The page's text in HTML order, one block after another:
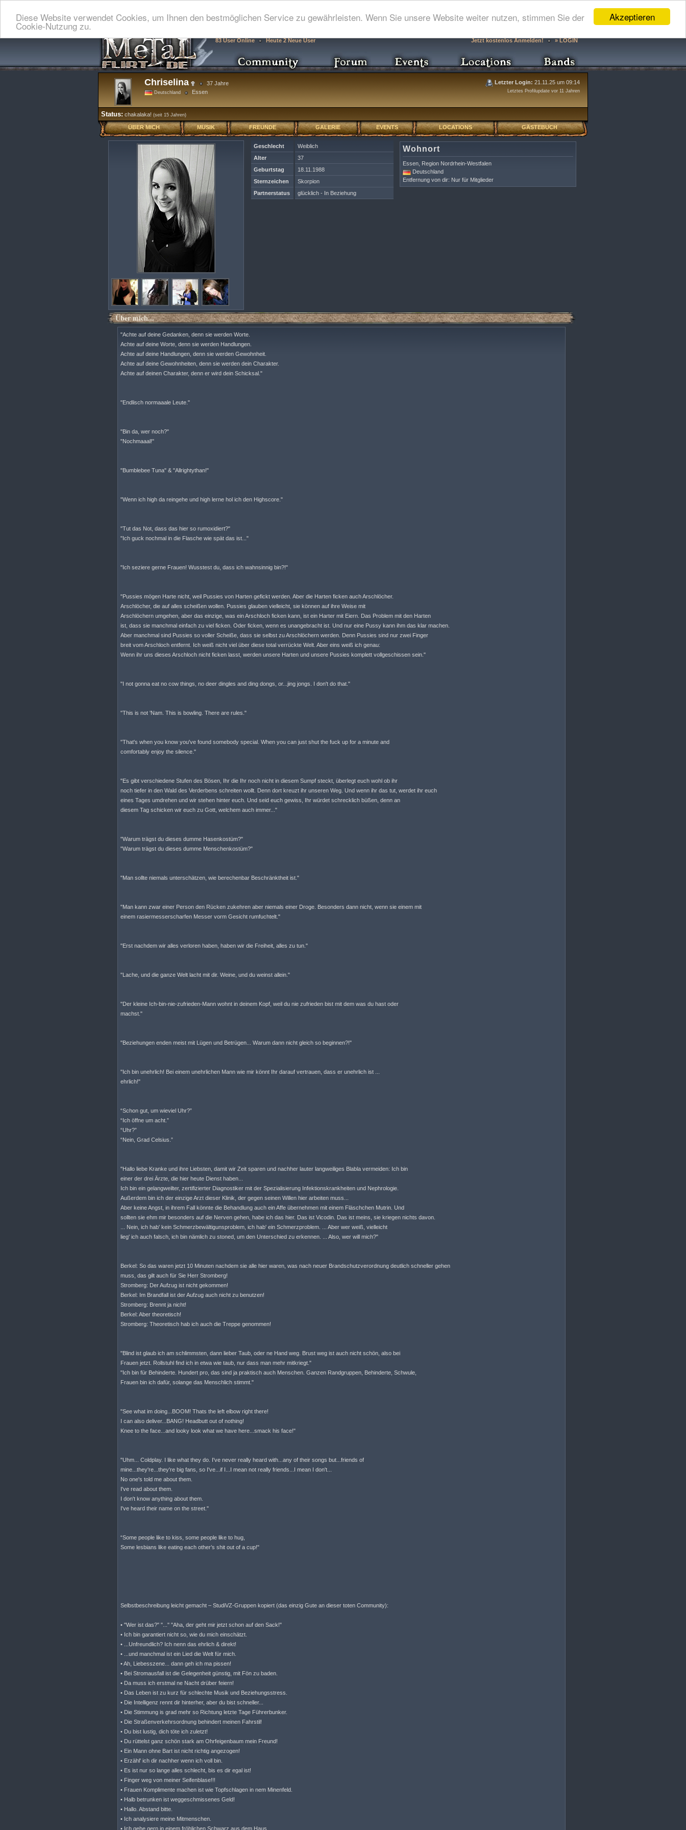
Akzeptieren
Diese Website verwendet Cookies, um Ihnen den bestmöglichen Service zu gewährleisten. Wenn Sie unsere Website weiter nutzen, stimmen Sie der
Cookie-Nutzung zu.
83 User Online Heute 2 Neue User Jetzt kostenlos Anmelden! » LOGIN
Chriselina 37 Jahre
Deutschland Essen
Letzter Login: 21.11.25 um 09:14
Letztes Profilupdate vor 11 Jahren
Status: chakalaka! (seit 15 Jahren)
ÜBER MICH MUSIK FREUNDE GALERIE EVENTS LOCATIONS GÄSTEBUCH
Wohnort
Essen, Region Nordrhein-Westfalen
Deutschland
Entfernung von dir: Nur für Mitglieder
Geschlecht
Weiblich
Alter
37
Geburtstag
18.11.1988
Sternzeichen
Skorpion
Partnerstatus
glücklich - In Beziehung
Über mich...
"Achte auf deine Gedanken, denn sie werden Worte.
Achte auf deine Worte, denn sie werden Handlungen.
Achte auf deine Handlungen, denn sie werden Gewohnheit.
Achte auf deine Gewohnheiten, denn sie werden dein Charakter.
Achte auf deinen Charakter, denn er wird dein Schicksal."
"Endlisch normaaale Leute."
"Bin da, wer noch?"
"Nochmaaal!"
"Bumblebee Tuna" & "Allrightythan!"
"Wenn ich high da reingehe und high lerne hol ich den Highscore."
"Tut das Not, dass das hier so rumoxidiert?"
"Ich guck nochmal in die Flasche wie spät das ist..."
"Ich seziere gerne Frauen! Wusstest du, dass ich wahnsinnig bin?!"
"Pussies mögen Harte nicht, weil Pussies von Harten gefickt werden. Aber die Harten ficken auch Arschlöcher.
Arschlöcher, die auf alles scheißen wollen. Pussies glauben vielleicht, sie können auf ihre Weise mit
Arschlöchern umgehen, aber das einzige, was ein Arschloch ficken kann, ist ein Harter mit Eiern. Das Problem mit den Harten
ist, dass sie manchmal einfach zu viel ficken. Oder ficken, wenn es unangebracht ist. Und nur eine Pussy kann ihm das klar machen.
Aber manchmal sind Pussies so voller Scheiße, dass sie selbst zu Arschlöchern werden. Denn Pussies sind nur zwei Finger
breit vom Arschloch entfernt. Ich weiß nicht viel über diese total verrückte Welt. Aber eins weiß ich genau:
Wenn ihr uns dieses Arschloch nicht ficken lasst, werden unsere Harten und unsere Pussies komplett vollgeschissen sein."
"I not gonna eat no cow things, no deer dingles and ding dongs, or...jing jongs. I don't do that."
"This is not 'Nam. This is bowling. There are rules."
"That's when you know you've found somebody special. When you can just shut the fuck up for a minute and
comfortably enjoy the silence."
"Es gibt verschiedene Stufen des Bösen, Ihr die Ihr noch nicht in diesem Sumpf steckt, überlegt euch wohl ob ihr
noch tiefer in den Wald des Verderbens schreiten wollt. Denn dort kreuzt ihr unseren Weg. Und wenn ihr das tut, werdet ihr euch
eines Tages umdrehen und wir stehen hinter euch. Und seid euch gewiss, Ihr würdet schrecklich büßen, denn an
diesem Tag schicken wir euch zu Gott, welchem auch immer..."
"Warum trägst du dieses dumme Hasenkostüm?"
"Warum trägst du dieses dumme Menschenkostüm?"
"Man sollte niemals unterschätzen, wie berechenbar Beschränktheit ist."
"Man kann zwar einer Person den Rücken zukehren aber niemals einer Droge. Besonders dann nicht, wenn sie einem mit
einem rasiermesserscharfen Messer vorm Gesicht rumfuchtelt."
"Erst nachdem wir alles verloren haben, haben wir die Freiheit, alles zu tun."
"Lache, und die ganze Welt lacht mit dir. Weine, und du weinst allein."
"Der kleine Ich-bin-nie-zufrieden-Mann wohnt in deinem Kopf, weil du nie zufrieden bist mit dem was du hast oder
machst."
"Beziehungen enden meist mit Lügen und Betrügen... Warum dann nicht gleich so beginnen?!"
"Ich bin unehrlich! Bei einem unehrlichen Mann wie mir könnt Ihr darauf vertrauen, dass er unehrlich ist ...
ehrlich!"
“Schon gut, um wieviel Uhr?”
“Ich öffne um acht.”
“Uhr?”
“Nein, Grad Celsius.”
"Hallo liebe Kranke und ihre Liebsten, damit wir Zeit sparen und nachher lauter langweiliges Blabla vermeiden: Ich bin
einer der drei Ärzte, die hier heute Dienst haben...
Ich bin ein gelangweilter, zertifizierter Diagnostiker mit der Spezialisierung Infektionskrankheiten und Nephrologie.
Außerdem bin ich der einzige Arzt dieser Klinik, der gegen seinen Willen hier arbeiten muss...
Aber keine Angst, in ihrem Fall könnte die Behandlung auch ein Affe übernehmen mit einem Fläschchen Mutrin. Und
sollten sie ehm mir besonders auf die Nerven gehen, habe ich das hier. Das ist Vicodin. Das ist meins, sie kriegen nichts davon.
... Nein, ich hab' kein Schmerzbewältigunsproblem, ich hab' ein Schmerzproblem. ... Aber wer weiß, vielleicht
lieg' ich auch falsch, ich bin nämlich zu stoned, um den Unterschied zu erkennen. ... Also, wer will mich?"
Berkel: So das waren jetzt 10 Minuten nachdem sie alle hier waren, was nach neuer Brandschutzverordnung deutlich schneller gehen
muss, das gilt auch für Sie Herr Stromberg!
Stromberg: Der Aufzug ist nicht gekommen!
Berkel: Im Brandfall ist der Aufzug auch nicht zu benutzen!
Stromberg: Brennt ja nicht!
Berkel: Aber theoretisch!
Stromberg: Theoretisch hab ich auch die Treppe genommen!
"Blind ist glaub ich am schlimmsten, dann lieber Taub, oder ne Hand weg. Brust weg ist auch nicht schön, also bei
Frauen jetzt. Rollstuhl find ich in etwa wie taub, nur dass man mehr mitkriegt."
"Ich bin für Behinderte. Hundert pro, das sind ja praktisch auch Menschen. Ganzen Randgruppen, Behinderte, Schwule,
Frauen bin ich dafür, solange das Menschlich stimmt."
"See what im doing...BOOM! Thats the left elbow right there!
I can also deliver...BANG! Headbutt out of nothing!
Knee to the face...and looky look what we have here...smack his face!"
"Uhm... Coldplay. I like what they do. I've never really heard with...any of their songs but...friends of
mine...they're...they're big fans, so I've...if I...I mean not really friends...I mean I don't...
No one's told me about them.
I've read about them.
I don't know anything about them.
I've heard their name on the street."
“Some people like to kiss, some people like to hug,
Some lesbians like eating each other’s shit out of a cup!"
Selbstbeschreibung leicht gemacht – StudiVZ-Gruppen kopiert (das einzig Gute an dieser toten Community):
• "Wer ist das?" "..." "Aha, der geht mir jetzt schon auf den Sack!"
• Ich bin garantiert nicht so, wie du mich einschätzt.
• ...Unfreundlich? Ich nenn das ehrlich & direkt!
• ...und manchmal ist ein Lied die Welt für mich.
• Ah, Liebesszene... dann geh ich ma pissen!
• Bei Stromausfall ist die Gelegenheit günstig, mit Fön zu baden.
• Da muss ich erstmal ne Nacht drüber feiern!
• Das Leben ist zu kurz für schlechte Musik und Beziehungsstress.
• Die Intelligenz rennt dir hinterher, aber du bist schneller...
• Die Stimmung is grad mehr so Richtung letzte Tage Führerbunker.
• Die Straßenverkehrsordnung behindert meinen Fahrstil!
• Du bist lustig, dich töte ich zuletzt!
• Du rüttelst ganz schön stark am Ohrfeigenbaum mein Freund!
• Ein Mann ohne Bart ist nicht richtig angezogen!
• Erzähl' ich dir nachher wenn ich voll bin.
• Es ist nur so lange alles schlecht, bis es dir egal ist!
• Finger weg von meiner Seifenblase!!!
• Frauen Komplimente machen ist wie Topfschlagen in nem Minenfeld.
• Halb betrunken ist weggeschmissenes Geld!
• Hallo. Abstand bitte.
• Ich analysiere meine Mitmenschen.
• Ich gehe gern in einem fröhlichen Schwarz aus dem Haus.